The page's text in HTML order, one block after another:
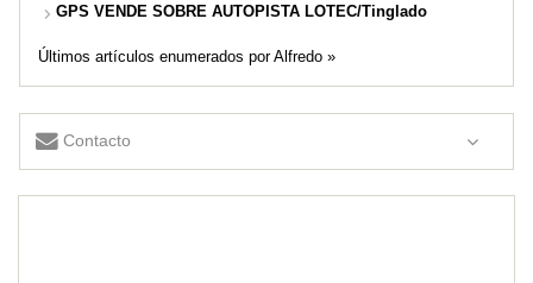
GPS VENDE SOBRE AUTOPISTA LOTEC/Tinglado
Últimos artículos enumerados por Alfredo »
Contacto